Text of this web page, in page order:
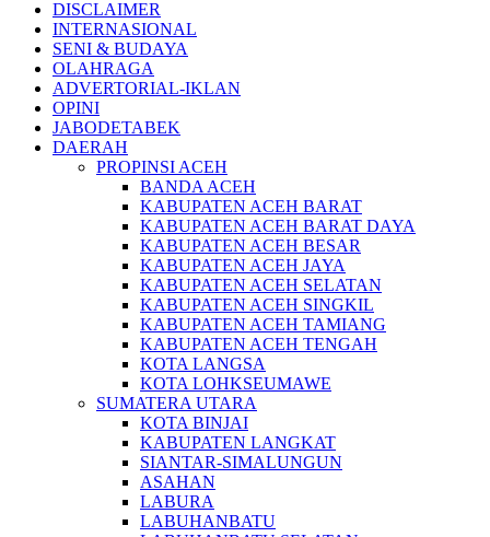
DISCLAIMER
INTERNASIONAL
SENI & BUDAYA
OLAHRAGA
ADVERTORIAL-IKLAN
OPINI
JABODETABEK
DAERAH
PROPINSI ACEH
BANDA ACEH
KABUPATEN ACEH BARAT
KABUPATEN ACEH BARAT DAYA
KABUPATEN ACEH BESAR
KABUPATEN ACEH JAYA
KABUPATEN ACEH SELATAN
KABUPATEN ACEH SINGKIL
KABUPATEN ACEH TAMIANG
KABUPATEN ACEH TENGAH
KOTA LANGSA
KOTA LOHKSEUMAWE
SUMATERA UTARA
KOTA BINJAI
KABUPATEN LANGKAT
SIANTAR-SIMALUNGUN
ASAHAN
LABURA
LABUHANBATU